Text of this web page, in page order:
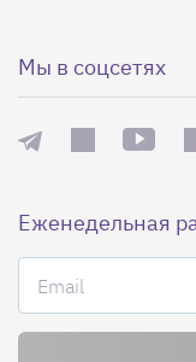
Мы в соцсетях
Еженедельная